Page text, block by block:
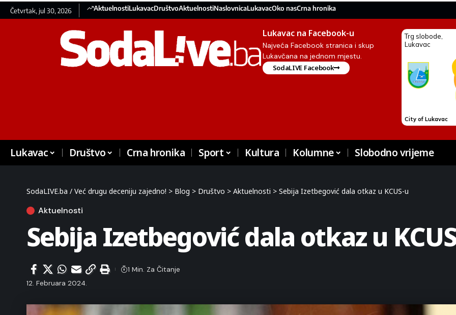
Četvrtak, jul 30, 2026 AktuelnostiLukavacDruštvoAktuelnostiNaslovnicaLukavacOko nasCrna hronika
Lukavac na Facebook-u
Najveća Facebook stranica i skup
Lukavčana na jednom mjestu.
SodaLIVE Facebook
Lukavac Društvo Crna hronika Sport Kultura Kolumne Slobodno vrijeme
SodaLIVE.ba / Već drugu deceniju zajedno! > Blog > Društvo > Aktuelnosti > Sebija Izetbegović dala otkaz u KCUS-u
Aktuelnosti
Sebija Izetbegović dala otkaz u
12. Februara 2024.
1 Min. Za Čitanje